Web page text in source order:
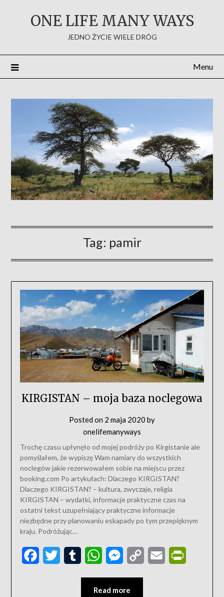
ONE LIFE MANY WAYS
JEDNO ŻYCIE WIELE DRÓG
Menu
Tag: pamir
KIRGISTAN – moja baza noclegowa
Posted on 2 maja 2020 by
onelifemanyways
Trochę czasu upłynęło od mojej podróży po Kirgistanie ale
pomyślałem, że wypiszę Wam namiary do wszystkich
noclegów jakie rezerwowałem sobie na miejscu przez
booking.com Po artykułach: Dlaczego KIRGISTAN?
Dlaczego KIRGISTAN? – kultura, zwyczaje, religia
KIRGISTAN – wydatki, informacje praktyczne czas na
ostatni tekst uzupełniający praktyczne informacje
niezbędne przy planowaniu eskapady po tym przepięknym
kraju. Podróżując…
FacebookTwitter Tumblr WhatsAppMessenger
Copy
Email
Read more